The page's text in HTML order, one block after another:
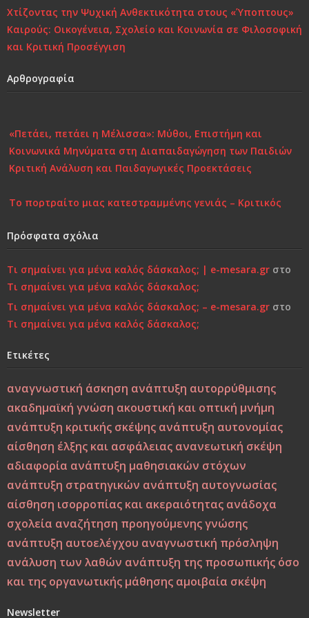
Χτίζοντας την Ψυχική Ανθεκτικότητα στους «Ύποπτους»
Καιρούς: Οικογένεια, Σχολείο και Κοινωνία σε Φιλοσοφική
και Κριτική Προσέγγιση
Αρθρογραφία
«Πετάει, πετάει η Μέλισσα»: Μύθοι, Επιστήμη και
Κοινωνικά Μηνύματα στη Διαπαιδαγώγηση των Παιδιών
Κριτική Ανάλυση και Παιδαγωγικές Προεκτάσεις
Το πορτραίτο μιας κατεστραμμένης γενιάς – Κριτικός
Επιστροφή στην Παιδικότητα “τώρα”..!
Κάτι τελειώνει, μέρα με τη μέρα… Μήπως είναι πια πολύ
αργά;»…
Καιρούς: Οικογένεια, Σχολείο και Κοινωνία σε
Φιλοσοφική και Κριτική Προσέγγιση
Εσύ φταις, φώναξε, εσύ!
Μεταξύ σφύρας και άκμονος. Η νεότητα της ελπίδας ως
ελπίδα των νέων
Από τη Βιοπαιδαγωγική στη Ζωοπαιδαγωγική;
Το δέντρο, το πουλί και τα φτερά: Η αλληγορία της
πίστης στον εαυτό στους ύποπτους καιρούς
Η Παιδεία και η Μάθηση υπό το Πρίσμα του Δημήτρη
Πρόσφατα σχόλια
Τι σημαίνει για μένα καλός δάσκαλος; | e-mesara.gr στο
Τι σημαίνει για μένα καλός δάσκαλος;
Τι σημαίνει για μένα καλός δάσκαλος; – e-mesara.gr στο
Τι σημαίνει για μένα καλός δάσκαλος;
Ετικέτες
αναγνωστική άσκηση ανάπτυξη αυτορρύθμισης
ακαδημαϊκή γνώση ακουστική και οπτική μνήμη
ανάπτυξη κριτικής σκέψης ανάπτυξη αυτονομίας
αίσθηση έλξης και ασφάλειας ανανεωτική σκέψη
αδιαφορία ανάπτυξη μαθησιακών στόχων
ανάπτυξη στρατηγικών ανάπτυξη αυτογνωσίας
αίσθηση ισορροπίας και ακεραιότητας ανάδοχα
σχολεία αναζήτηση προηγούμενης γνώσης
ανάπτυξη αυτοελέγχου αναγνωστική πρόσληψη
ανάλυση των λαθών ανάπτυξη της προσωπικής όσο
και της οργανωτικής μάθησης αμοιβαία σκέψη
Newsletter